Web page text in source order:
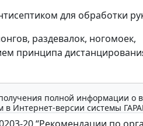
для обработки
раздевалок, ногомоек,
принципа
полной информации о
в Интернет-версии системы